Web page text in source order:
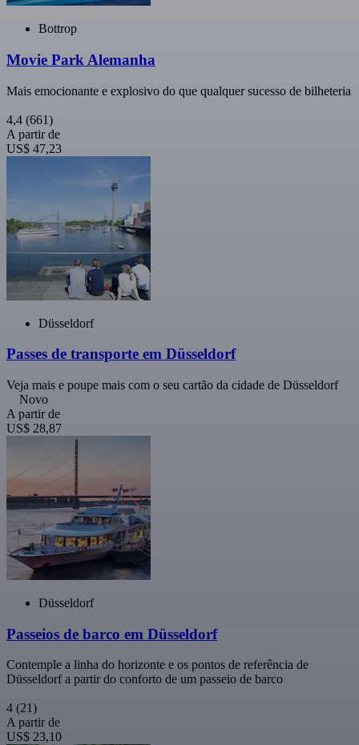
Bottrop
Movie Park Alemanha
Mais emocionante e explosivo do que qualquer sucesso de bilheteria
4,4 (661)
A partir de
US$ 47,23
Düsseldorf
Passes de transporte em Düsseldorf
Veja mais e poupe mais com o seu cartão da cidade de Düsseldorf
Novo
A partir de
US$ 28,87
Düsseldorf
Passeios de barco em Düsseldorf
Contemple a linha do horizonte e os pontos de referência de
Düsseldorf a partir do conforto de um passeio de barco
4 (21)
A partir de
US$ 23,10